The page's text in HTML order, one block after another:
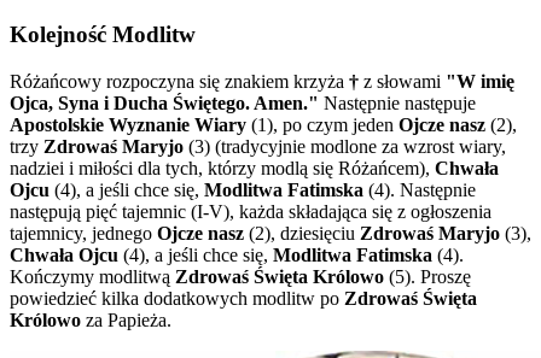
Kolejność Modlitw
Różańcowy rozpoczyna się znakiem krzyża † z słowami "W imię
Ojca, Syna i Ducha Świętego. Amen." Następnie następuje
Apostolskie Wyznanie Wiary (1), po czym jeden Ojcze nasz (2),
trzy Zdrowaś Maryjo (3) (tradycyjnie modlone za wzrost wiary,
nadziei i miłości dla tych, którzy modlą się Różańcem), Chwała
Ojcu (4), a jeśli chce się, Modlitwa Fatimska (4). Następnie
następują pięć tajemnic (I-V), każda składająca się z ogłoszenia
tajemnicy, jednego Ojcze nasz (2), dziesięciu Zdrowaś Maryjo (3),
Chwała Ojcu (4), a jeśli chce się, Modlitwa Fatimska (4).
Kończymy modlitwą Zdrowaś Święta Królowo (5). Proszę
powiedzieć kilka dodatkowych modlitw po Zdrowaś Święta
Królowo za Papieża.